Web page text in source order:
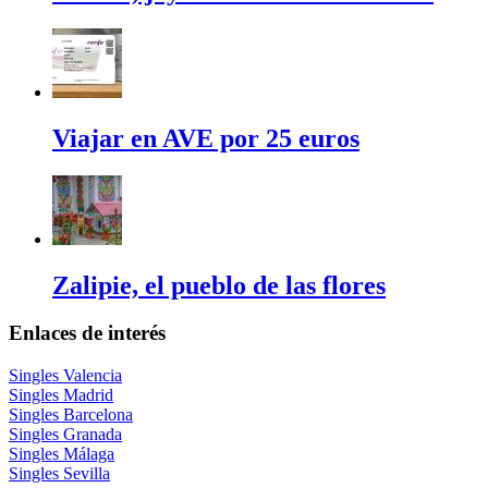
Viajar en AVE por 25 euros
Zalipie, el pueblo de las flores
Enlaces de interés
Singles Valencia
Singles Madrid
Singles Barcelona
Singles Granada
Singles Málaga
Singles Sevilla